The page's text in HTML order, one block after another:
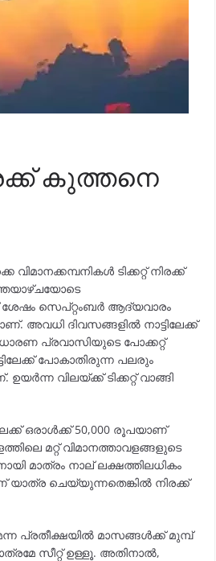
കുത്തനെ
ടിക്കറ്റ് നിരക്ക്
സെപ്റ്റംബർ ആദ്യവാരം
അവധി ദിവസങ്ങളിൽ നാട്ടിലേക്ക്
പ്രവാസിയുടെ പോക്കറ്റ്
പോകാതിരുന്ന പലരും
വിലയ്ക്ക് ടിക്കറ്റ് വാങ്ങി
ഒരാൾക്ക് 50,000 രൂപയാണ്
മറ്റ് വിമാനത്താവളങ്ങളുടെ
മാത്രം നാല് ലക്ഷത്തിലധികം
യാത്ര ചെയ്യുന്നതെങ്കിൽ നിരക്ക്
പ്രതീക്ഷയിൽ മാസങ്ങൾക്ക് മുമ്പ്
സീറ്റ് ഉള്ളൂ. അതിനാൽ,